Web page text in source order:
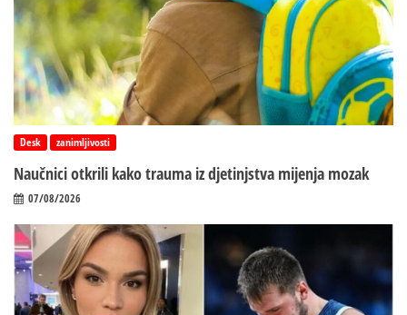
Desk zanimljivosti
Naučnici otkrili kako trauma iz d‌jetinjstva mijenja mozak
07/08/2026